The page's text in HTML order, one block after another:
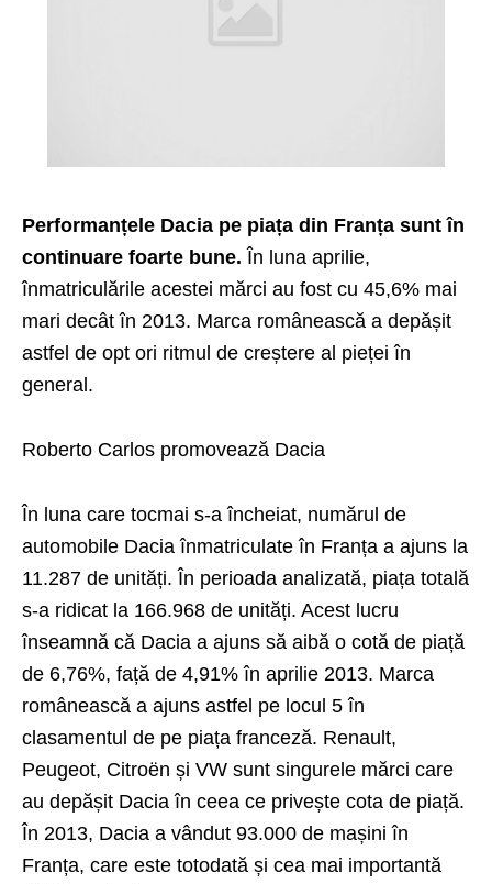
Performanțele Dacia pe piața din Franța sunt în
continuare foarte bune. În luna aprilie,
înmatriculările acestei mărci au fost cu 45,6% mai
mari decât în 2013. Marca românească a depășit
astfel de opt ori ritmul de creștere al pieței în
general.
Roberto Carlos promovează Dacia
În luna care tocmai s-a încheiat, numărul de
automobile Dacia înmatriculate în Franța a ajuns la
11.287 de unități. În perioada analizată, piața totală
s-a ridicat la 166.968 de unități. Acest lucru
înseamnă că Dacia a ajuns să aibă o cotă de piață
de 6,76%, față de 4,91% în aprilie 2013. Marca
românească a ajuns astfel pe locul 5 în
clasamentul de pe piața franceză. Renault,
Peugeot, Citroën și VW sunt singurele mărci care
au depășit Dacia în ceea ce privește cota de piață.
În 2013, Dacia a vândut 93.000 de mașini în
Franța, care este totodată și cea mai importantă